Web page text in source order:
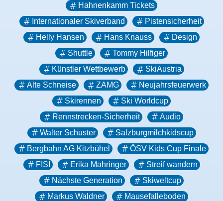
Hahnenkamm Tickets
Internationaler Skiverband
Pistensicherheit
Helly Hansen
Hans Knauss
Design
Shuttle
Tommy Hilfiger
Künstler Wettbewerb
SkiAustria
Alte Schneise
ZAMG
Neujahrsfeuerwerk
Skirennen
Ski Worldcup
Rennstrecken-Sicherheit
Audio
Walter Schuster
Salzburgmilchkidscup
Bergbahn AG Kitzbühel
ÖSV Kids Cup Finale
FISI
Erika Mahringer
Streif wandern
Nächste Generation
Skiweltcup
Markus Waldner
Mausefalleboden